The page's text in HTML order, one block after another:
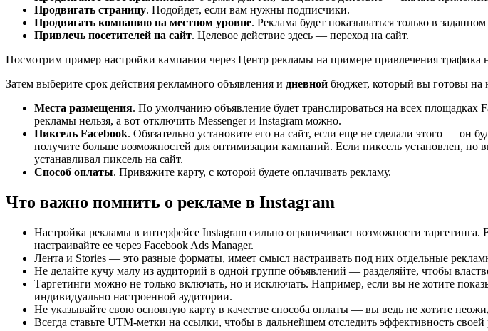
Продвигать страницу. Подойдет, если вам нужны подписчики.
Продвигать компанию на местном уровне. Реклама будет показываться только в
Привлечь посетителей на сайт. Целевое действие здесь — переход на сайт.
Посмотрим пример настройки кампании через Центр рекламы на примере привлечения трафика
Затем выберите срок действия рекламного объявления и дневной бюджет, который вы готовы на
Места размещения. По умолчанию объявление будет транслироваться на всех
рекламы нельзя, а вот отключить Messenger и Instagram можно.
Пиксель Facebook. Обязательно установите его на сайт, если еще не сделали этого — он
получите больше возможностей для оптимизации кампаний. Если пиксель установлен, но
устанавливал пиксель на сайт.
Способ оплаты. Привяжите карту, с которой будете оплачивать рекламу.
Что важно помнить о рекламе в Instagram
Настройка рекламы в интерфейсе Instagram сильно ограничивает возможности
настраивайте ее через Facebook Ads Manager.
Лента и Stories — это разные форматы, имеет смысл настраивать под них отдельные
Не делайте кучу малу из аудиторий в одной группе объявлений — разделяйте, чтобы
Таргетинги можно не только включать, но и исключать. Например, если вы не хотите
индивидуально настроенной аудитории.
Не указывайте свою основную карту в качестве способа оплаты — вы ведь не хотите
Всегда ставьте UTM-метки на ссылки, чтобы в дальнейшем отследить эффективность